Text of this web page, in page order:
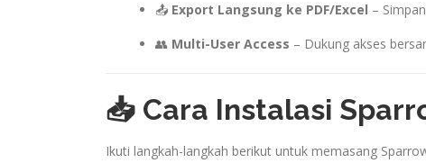
📤 Export Langsung ke PDF/Excel –
👥 Multi-User Access – Dukung akses
📥 Cara Instalasi
Ikuti langkah-langkah berikut untuk memasang